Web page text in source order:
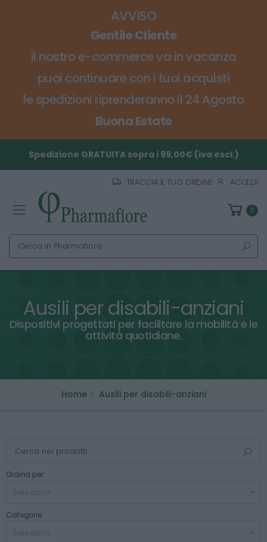
AVVISO
Gentile Cliente
il nostro e-commerce va in vacanza
puoi continuare con i tuoi acquisti
le spedizioni riprenderanno il 24 Agosto
Buona Estate
Spedizione GRATUITA sopra i 99,00€ (iva escl.)
TRACCIA IL TUO ORDINE ACCEDI
Toggle mobile menu 0
Cerca
Ausili per disabili-anziani
Dispositivi progettati per facilitare la mobilità e le
attività quotidiane.
Home Ausili per disabili-anziani
Ordina per:
Categorie: